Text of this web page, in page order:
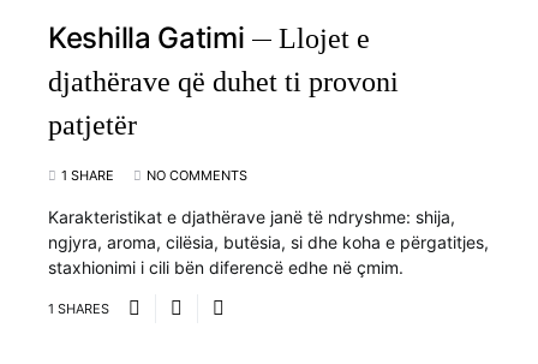
Keshilla Gatimi
Llojet e
djathërave që duhet ti provoni
patjetër
1 SHARE NO COMMENTS
Karakteristikat e djathërave janë të ndryshme: shija,
ngjyra, aroma, cilësia, butësia, si dhe koha e përgatitjes,
staxhionimi i cili bën diferencë edhe në çmim.
1 SHARES